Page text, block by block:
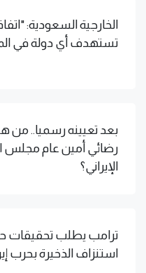
الخارجية السعودية:
تستهدف أي دولة في
بعد تعيينه رسميا..
رضائي أمين عام مجلس
الإيراني؟
ترامب يطلب تحقيقات
استنزاف الذخيرة بحرب